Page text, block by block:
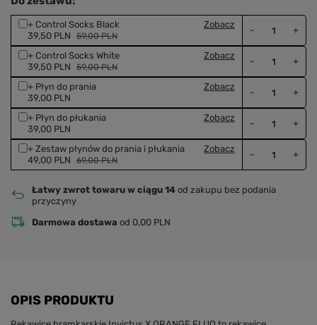
+ Control Socks Black
39,50 PLN
59,00 PLN
Zobacz
- +
+ Control Socks White
39,50 PLN
59,00 PLN
Zobacz
- +
+ Płyn do prania
39,00 PLN
Zobacz
- +
+ Płyn do płukania
39,00 PLN
Zobacz
- +
+ Zestaw płynów do prania i płukania
49,00 PLN
69,00 PLN
Zobacz
- +
Łatwy zwrot towaru w ciągu 14 od zakupu bez podania
przyczyny
Darmowa dostawa od 0,00 PLN
OPIS PRODUKTU